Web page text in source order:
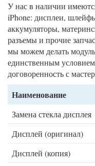
У нас в наличии
iPhone: дисплеи,
аккумуляторы,
разъемы и прочие
мы можем делать
единственным условием
договоренность с
Наименование
Замена стекла дисплея
Дисплей (оригинал)
Дисплей (копия)